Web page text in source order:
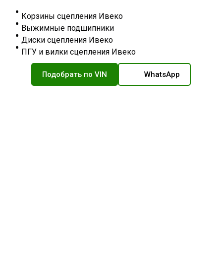
Корзины сцепления Ивеко
Выжимные подшипники
Диски сцепления Ивеко
ПГУ и вилки сцепления Ивеко
Подобрать по VIN WhatsApp